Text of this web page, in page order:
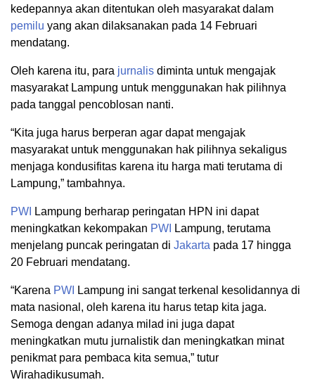
kedepannya akan ditentukan oleh masyarakat dalam
pemilu yang akan dilaksanakan pada 14 Februari
mendatang.
Oleh karena itu, para jurnalis diminta untuk mengajak
masyarakat Lampung untuk menggunakan hak pilihnya
pada tanggal pencoblosan nanti.
“Kita juga harus berperan agar dapat mengajak
masyarakat untuk menggunakan hak pilihnya sekaligus
menjaga kondusifitas karena itu harga mati terutama di
Lampung,” tambahnya.
PWI
Lampung berharap peringatan HPN ini dapat
meningkatkan kekompakan PWI
Lampung, terutama
menjelang puncak peringatan di Jakarta pada 17 hingga
20 Februari mendatang.
“Karena PWI
Lampung ini sangat terkenal kesolidannya di
mata nasional, oleh karena itu harus tetap kita jaga.
Semoga dengan adanya milad ini juga dapat
meningkatkan mutu jurnalistik dan meningkatkan minat
penikmat para pembaca kita semua,” tutur
Wirahadikusumah.